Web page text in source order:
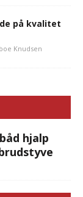
på kvalitet
Knudsen
hjalp